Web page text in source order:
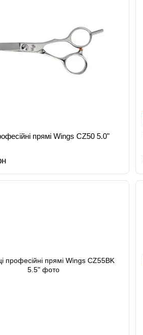
прямі Wings CZ50 5.0"